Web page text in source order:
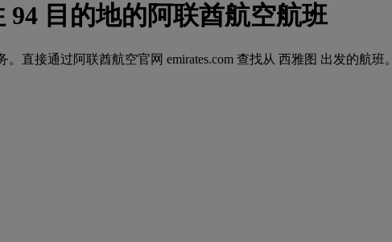
94 目的地的阿联酋航空航班
直接通过阿联酋航空官网 emirates.com 查找从 西雅图 出发的航班。